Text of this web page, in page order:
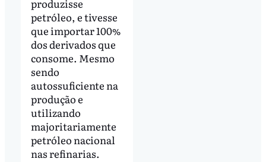
produzisse
petróleo, e tivesse
que importar 100%
dos derivados que
consome. Mesmo
sendo
autossuficiente na
produção e
utilizando
majoritariamente
petróleo nacional
nas refinarias.